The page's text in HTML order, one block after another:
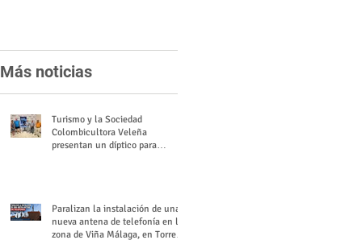
Más noticias
Turismo y la Sociedad
Colombicultora Veleña
presentan un díptico para
Paralizan la instalación de una
nueva antena de telefonía en la
zona de Viña Málaga, en Torre